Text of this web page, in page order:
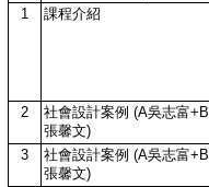
1 課程介紹
2
社會設計案例 (A吳志富+B
張馨文)
3
社會設計案例 (A吳志富+B
張馨文)